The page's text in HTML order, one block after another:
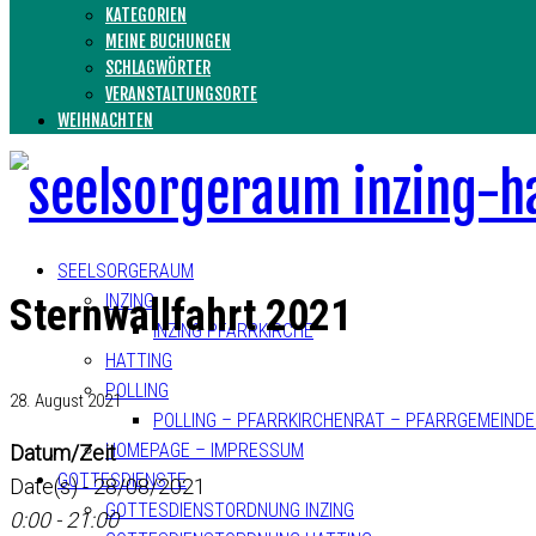
KATEGORIEN
MEINE BUCHUNGEN
SCHLAGWÖRTER
VERANSTALTUNGSORTE
WEIHNACHTEN
SEELSORGERAUM
INZING
INZING PFARRKIRCHE
HATTING
POLLING
POLLING – PFARRKIRCHENRAT –
HOMEPAGE – IMPRESSUM
GOTTESDIENSTE
GOTTESDIENSTORDNUNG INZING
Sternwallfahrt 2021
28. August 2021
Datum/Zeit
Date(s) - 28/08/2021
0:00 - 21:00